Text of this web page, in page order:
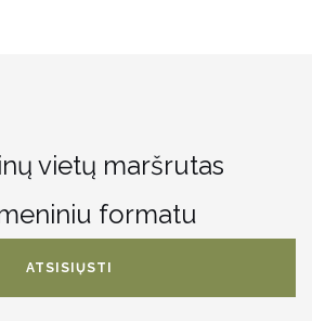
vietų maršrutas
formatu
ATSISIŲSTI